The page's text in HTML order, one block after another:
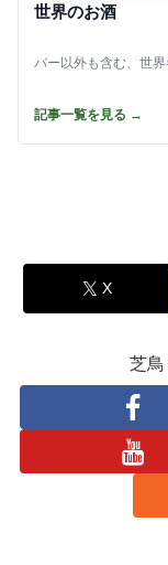
世界のお酒
バー以外も含む、世
記事一覧を見る →
X
芝鳥